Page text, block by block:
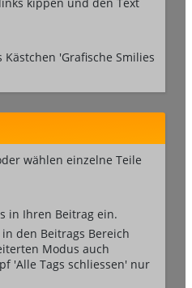
'Grafische Smilies
wählen einzelne Teile
in Ihren Beitrag ein.
den Beitrags Bereich
Modus auch
'Alle Tags schliessen' nur